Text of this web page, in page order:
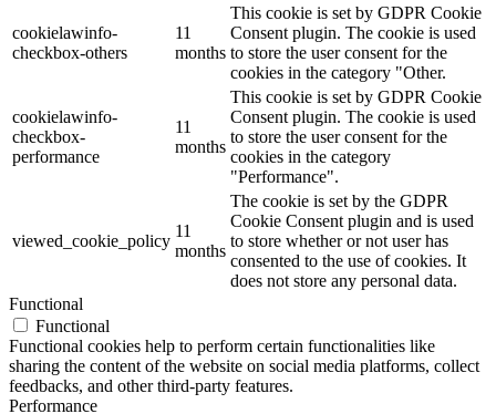
cookielawinfo-
checkbox-others
11
months
This cookie is set by GDPR Cookie
Consent plugin. The cookie is used
to store the user consent for the
cookies in the category "Other.
cookielawinfo-
checkbox-
performance
11
months
This cookie is set by GDPR Cookie
Consent plugin. The cookie is used
to store the user consent for the
cookies in the category
"Performance".
viewed_cookie_policy
11
months
The cookie is set by the GDPR
Cookie Consent plugin and is used
to store whether or not user has
consented to the use of cookies. It
does not store any personal data.
Functional
Functional
Functional cookies help to perform certain functionalities like
sharing the content of the website on social media platforms, collect
feedbacks, and other third-party features.
Performance